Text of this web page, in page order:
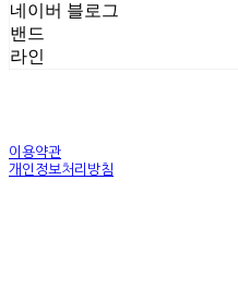
네이버 블로그
밴드
라인
이용약관
개인정보처리방침